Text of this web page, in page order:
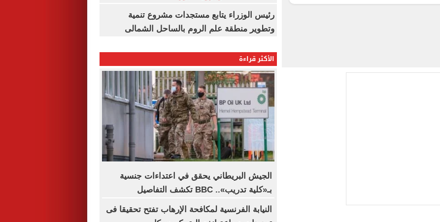
رئيس الوزراء يتابع مستجدات مشروع تنمية
وتطوير منطقة علم الروم بالساحل الشمالى
الأكثر قراءة
الجيش البريطاني يحقق في اعتداءات جنسية
بـ«كلية تدريب».. BBC تكشف التفاصيل
النيابة الفرنسية لمكافحة الإرهاب تفتح تحقيقا فى